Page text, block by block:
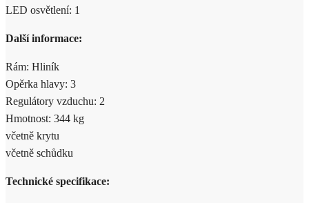
LED osvětlení: 1
Další informace:
Rám: Hliník
Opěrka hlavy: 3
Regulátory vzduchu: 2
Hmotnost: 344 kg
včetně krytu
včetně schůdku
Technické specifikace: